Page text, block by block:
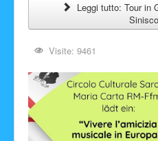
Leggi tutto: Tour in
Visite: 9461